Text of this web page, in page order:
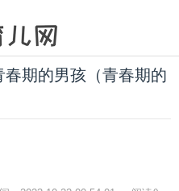
期的男孩（青春期的